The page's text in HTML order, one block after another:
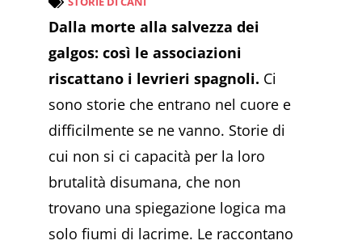
Dalla morte alla salvezza dei
galgos: così le associazioni
riscattano i levrieri spagnoli. Ci
sono storie che entrano nel cuore e
difficilmente se ne vanno. Storie di
cui non si ci capacità per la loro
brutalità disumana, che non
trovano una spiegazione logica ma
solo fiumi di lacrime. Le raccontano